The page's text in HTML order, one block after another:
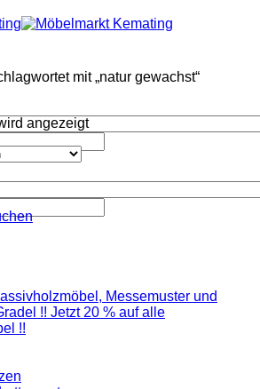
mit „natur gewachst“
angezeigt
Messemuster und
!! Jetzt 20 % auf alle
!!